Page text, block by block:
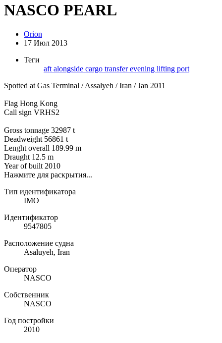
NASCO PEARL
Orion
17 Июл 2013
Теги
aft alongside cargo transferevening lifting port
Spotted at Gas Terminal / Assalyeh / Iran / Jan 2011
Flag Hong Kong
Call sign VRHS2
Gross tonnage 32987 t
Deadweight 56861 t
Lenght overall 189.99 m
Draught 12.5 m
Year of built 2010
Нажмите для раскрытия...
Тип идентификатора
IMO
Идентификатор
9547805
Расположение судна
Asaluyeh, Iran
Оператор
NASCO
Собственник
NASCO
Год постройки
2010